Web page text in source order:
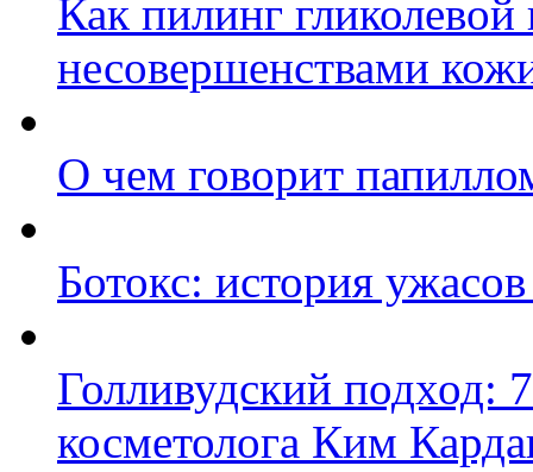
Как пилинг гликолевой
несовершенствами
О чем говорит
Ботокс: история
Голливудский подход:
косметолога Ким